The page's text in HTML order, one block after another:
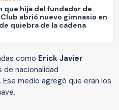
que hija del fundador de
abrió nuevo gimnasio en
quiebra de la cadena
como Erick Javier
de nacionalidad
. Ese medio agregó que eran los